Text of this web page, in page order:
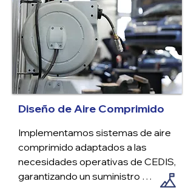
Diseño de Aire Comprimido
Implementamos sistemas de aire
comprimido adaptados a las
necesidades operativas de CEDIS,
garantizando un suministro
eficiente, seguro y confiable para